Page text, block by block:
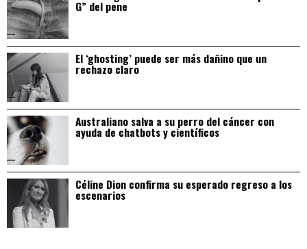
G” del pene
El ‘ghosting’ puede ser más dañino que un
rechazo claro
Australiano salva a su perro del cáncer con
ayuda de chatbots y científicos
Céline Dion confirma su esperado regreso a los
escenarios